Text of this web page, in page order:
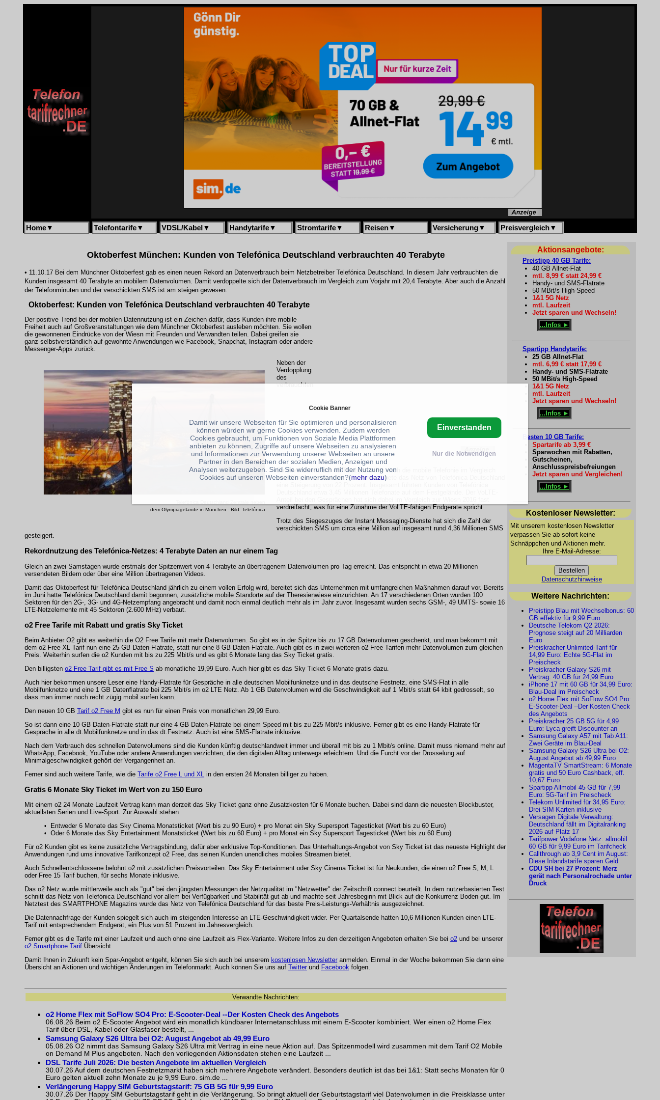
Home▼ Telefontarife▼ VDSL/Kabel ▼ Handytarife▼ Stromtarife▼ Reisen▼ Versicherung▼ Preisvergleich▼
Oktoberfest München: Kunden von Telefónica Deutschland verbrauchten 40 Terabyte
• 11.10.17 Bei dem Münchner Oktoberfest gab es einen neuen Rekord an Datenverbrauch beim Netzbetreiber Telefónica Deutschland. In diesem Jahr verbrauchten die
Kunden insgesamt 40 Terabyte an mobilem Datenvolumen. Damit verdoppelte sich der Datenverbrauch im Vergleich zum Vorjahr mit 20,4 Terabyte. Aber auch die Anzahl
der Telefonminuten und der verschickten SMS ist am steigen gewesen.
Oktoberfest: Kunden von Telefónica Deutschland verbrauchten 40 Terabyte
Der positive Trend bei der mobilen Datennutzung ist ein Zeichen dafür, dass Kunden ihre mobile
Freiheit auch auf Großveranstaltungen wie dem Münchner Oktoberfest ausleben möchten. Sie wollen
die gewonnenen Eindrücke von der Wiesn mit Freunden und Verwandten teilen. Dabei greifen sie
ganz selbstverständlich auf gewohnte Anwendungen wie Facebook, Snapchat, Instagram oder andere
Messenger-Apps zurück.
dem Olympiagelände in München --Bild: Telefónica
Neben der
Verdopplung
des
verbrauchten
Datenvolumens auf 40 Terabyte nahm auch die mobile Telefonie im Vergleich
zum Vorjahr deutlich zu. Hier verzeichnete das Netz von Telefónica Deutschland
verdreifacht, was für eine Zunahme der VoLTE-fähigen Endgeräte spricht.
Trotz des Siegeszuges der Instant Messaging-Dienste hat sich die Zahl der
verschickten SMS um circa eine Million auf insgesamt rund 4,36 Millionen SMS
gesteigert.
Rekordnutzung des Telefónica-Netzes: 4 Terabyte Daten an nur einem Tag
Gleich an zwei Samstagen wurde erstmals der Spitzenwert von 4 Terabyte an übertragenem Datenvolumen pro Tag erreicht. Das entspricht in etwa 20 Millionen
versendeten Bildern oder über eine Million übertragenen Videos.
Damit das Oktoberfest für Telefónica Deutschland jährlich zu einem vollen Erfolg wird, bereitet sich das Unternehmen mit umfangreichen Maßnahmen darauf vor. Bereits
im Juni hatte Telefónica Deutschland damit begonnen, zusätzliche mobile Standorte auf der Theresienwiese einzurichten. An 17 verschiedenen Orten wurden 100
Sektoren für den 2G-, 3G- und 4G-Netzempfang angebracht und damit noch einmal deutlich mehr als im Jahr zuvor. Insgesamt wurden sechs GSM-, 49 UMTS- sowie 16
LTE-Netzelemente mit 45 Sektoren (2.600 MHz) verbaut.
o2 Free Tarife mit Rabatt und gratis Sky Ticket
Beim Anbieter O2 gibt es weiterhin die O2 Free Tarife mit mehr Datenvolumen. So gibt es in der Spitze bis zu 17 GB Datenvolumen geschenkt, und man bekommt mit
dem o2 Free XL Tarif nun eine 25 GB Daten-Flatrate, statt nur eine 8 GB Daten-Flatrate. Auch gibt es in zwei weiteren o2 Free Tarifen mehr Datenvolumen zum gleichen
Preis. Weiterhin surfen die o2 Kunden mit bis zu 225 Mbit/s und es gibt 6 Monate lang das Sky Ticket gratis.
Den billigsten o2 Free Tarif gibt es mit Free S ab monatliche 19,99 Euro. Auch hier gibt es das Sky Ticket 6 Monate gratis dazu.
Auch hier bekommen unsere Leser eine Handy-Flatrate für Gespräche in alle deutschen Mobilfunknetze und in das deutsche Festnetz, eine SMS-Flat in alle
Mobilfunknetze und eine 1 GB Datenflatrate bei 225 Mbit/s im o2 LTE Netz. Ab 1 GB Datenvolumen wird die Geschwindigkeit auf 1 Mbit/s statt 64 kbit gedrosselt, so
dass man immer noch recht zügig mobil surfen kann.
Den neuen 10 GB Tarif o2 Free M gibt es nun für einen Preis von monatlichen 29,99 Euro.
So ist dann eine 10 GB Daten-Flatrate statt nur eine 4 GB Daten-Flatrate bei einem Speed mit bis zu 225 Mbit/s inklusive. Ferner gibt es eine Handy-Flatrate für
Gespräche in alle dt.Mobilfunknetze und in das dt.Festnetz. Auch ist eine SMS-Flatrate inklusive.
Nach dem Verbrauch des schnellen Datenvolumens sind die Kunden künftig deutschlandweit immer und überall mit bis zu 1 Mbit/s online. Damit muss niemand mehr auf
WhatsApp, Facebook, YouTube oder andere Anwendungen verzichten, die den digitalen Alltag unterwegs erleichtern. Und die Furcht vor der Drosselung auf
Minimalgeschwindigkeit gehört der Vergangenheit an.
Ferner sind auch weitere Tarife, wie die Tarife o2 Free L und XL in den ersten 24 Monaten billiger zu haben.
Gratis 6 Monate Sky Ticket im Wert von zu 150 Euro
Mit einem o2 24 Monate Laufzeit Vertrag kann man derzeit das Sky Ticket ganz ohne Zusatzkosten für 6 Monate buchen. Dabei sind dann die neuesten Blockbuster,
aktuellsten Serien und Live-Sport. Zur Auswahl stehen
• Entweder 6 Monate das Sky Cinema Monatsticket (Wert bis zu 90 Euro) + pro Monat ein Sky Supersport Tagesticket (Wert bis zu 60 Euro)
• Oder 6 Monate das Sky Entertainment Monatsticket (Wert bis zu 60 Euro) + pro Monat ein Sky Supersport Tagesticket (Wert bis zu 60 Euro)
Für o2 Kunden gibt es keine zusätzliche Vertragsbindung, dafür aber exklusive Top-Konditionen. Das Unterhaltungs-Angebot von Sky Ticket ist das neueste Highlight der
Anwendungen rund ums innovative Tarifkonzept o2 Free, das seinen Kunden unendliches mobiles Streamen bietet.
Auch Schnellentschlossene belohnt o2 mit zusätzlichen Preisvorteilen. Das Sky Entertainment oder Sky Cinema Ticket ist für Neukunden, die einen o2 Free S, M, L
oder Free 15 Tarif buchen, für sechs Monate inklusive.
Das o2 Netz wurde mittlerweile auch als "gut" bei den jüngsten Messungen der Netzqualität im "Netzwetter" der Zeitschrift connect beurteilt. In dem nutzerbasierten Test
schnitt das Netz von Telefónica Deutschland vor allem bei Verfügbarkeit und Stabilität gut ab und machte seit Jahresbeginn mit Blick auf die Konkurrenz Boden gut. Im
Netztest des SMARTPHONE Magazins wurde das Netz von Telefónica Deutschland für das beste Preis-Leistungs-Verhältnis ausgezeichnet.
Die Datennachfrage der Kunden spiegelt sich auch im steigenden Interesse an LTE-Geschwindigkeit wider. Per Quartalsende hatten 10,6 Millionen Kunden einen LTE-
Tarif mit entsprechendem Endgerät, ein Plus von 51 Prozent im Jahresvergleich.
Ferner gibt es die Tarife mit einer Laufzeit und auch ohne eine Laufzeit als Flex-Variante. Weitere Infos zu den derzeitigen Angeboten erhalten Sie bei o2 und bei unserer
o2 Smartphone Tarif Übersicht.
Damit Ihnen in Zukunft kein Spar-Angebot entgeht, können Sie sich auch bei unserem kostenlosen Newsletter anmelden. Einmal in der Woche bekommen Sie dann eine
Übersicht an Aktionen und wichtigen Änderungen im Telefonmarkt. Auch können Sie uns auf Twitter und Facebook folgen.
Verwandte Nachrichten:
o2 Home Flex mit SoFlow SO4 Pro: E-Scooter-Deal --Der Kosten Check des Angebots
06.08.26 Beim o2 E-Scooter Angebot wird ein monatlich kündbarer Internetanschluss mit einem E-Scooter kombiniert. Wer einen o2 Home Flex
Tarif über DSL, Kabel oder Glasfaser bestellt, ...
Samsung Galaxy S26 Ultra bei O2: August Angebot ab 49,99 Euro
05.08.26 O2 nimmt das Samsung Galaxy S26 Ultra mit Vertrag in eine neue Aktion auf. Das Spitzenmodell wird zusammen mit dem Tarif O2 Mobile
on Demand M Plus angeboten. Nach den vorliegenden Aktionsdaten stehen eine Laufzeit ...
DSL Tarife Juli 2026: Die besten Angebote im aktuellen Vergleich
30.07.26 Auf dem deutschen Festnetzmarkt haben sich mehrere Angebote verändert. Besonders deutlich ist das bei 1&1: Statt sechs Monaten für 0
Euro gelten aktuell zehn Monate zu je 9,99 Euro. sim.de ...
Verlängerung Happy SIM Geburtstagstarif: 75 GB 5G für 9,99 Euro
30.07.26 Der Happy SIM Geburtstagstarif geht in die Verlängerung. So bringt aktuell der Geburtstagstarif viel Datenvolumen in die Preisklasse unter
Aktionsangebote:
Preistipp 40 GB Tarife:
40 GB Allnet-Flat
mtl. 8,99 € statt 24,99 €
Handy- und SMS-Flatrate
50 MBit/s High-Speed
1&1 5G Netz
mtl. Laufzeit
Jetzt sparen und Wechseln!
...Infos ►
Spartipp Handytarife:
25 GB Allnet-Flat
mtl. 6,99 € statt 17,99 €
Handy- und SMS-Flatrate
50 MBit/s High-Speed
1&1 5G Netz
mtl. Laufzeit
Jetzt sparen und Wechseln!
...Infos ►
Besten 10 GB Tarife:
Spartarife ab 3,99 €
Sparwochen mit Rabatten,
Gutscheinen,
Anschlusspreisbefreiungen
Jetzt sparen und Vergleichen!
...Infos ►
Kostenloser Newsletter:
Mit unserem kostenlosen Newsletter
verpassen Sie ab sofort keine
Schnäppchen und Aktionen mehr.
Ihre E-Mail-Adresse:
Datenschutzhinweise
Weitere Nachrichten:
Preistipp Blau mit Wechselbonus: 60
GB effektiv für 9,99 Euro
Deutsche Telekom Q2 2026:
Prognose steigt auf 20 Milliarden
Euro
Preiskracher Unlimited-Tarif für
14,99 Euro: Echte 5G-Flat im
Preischeck
Preiskracher Galaxy S26 mit
Vertrag: 40 GB für 24,99 Euro
iPhone 17 mit 60 GB für 34,99 Euro:
Blau-Deal im Preischeck
o2 Home Flex mit SoFlow SO4 Pro:
E-Scooter-Deal --Der Kosten Check
des Angebots
Preiskracher 25 GB 5G für 4,99
Euro: Lyca greift Discounter an
Samsung Galaxy A57 mit Tab A11:
Zwei Geräte im Blau-Deal
Samsung Galaxy S26 Ultra bei O2:
August Angebot ab 49,99 Euro
MagentaTV SmartStream: 6 Monate
gratis und 50 Euro Cashback, eff.
10,67 Euro
Spartipp Allmobil 45 GB für 7,99
Euro: 5G-Tarif im Preischeck
Telekom Unlimited für 34,95 Euro:
Drei SIM-Karten inklusive
Versagen Digitale Verwaltung:
Deutschland fällt im Digitalranking
2026 auf Platz 17
Tarifpower Vodafone Netz: allmobil
60 GB für 9,99 Euro im Tarifcheck
Callthrough ab 3,9 Cent im August:
Diese Inlandstarife sparen Geld
CDU SH bei 27 Prozent: Merz
gerät nach Personalrochade unter
Druck
Cookie Banner
Damit wir unsere Webseiten für Sie optimieren und personalisieren
können würden wir gerne Cookies verwenden. Zudem werden
Cookies gebraucht, um Funktionen von Soziale Media Plattformen
anbieten zu können, Zugriffe auf unsere Webseiten zu analysieren
und Informationen zur Verwendung unserer Webseiten an unsere
Partner in den Bereichen der sozialen Medien, Anzeigen und
Analysen weiterzugeben. Sind Sie widerruflich mit der Nutzung von
Cookies auf unseren Webseiten einverstanden?(mehr dazu)
Einverstanden
Nur die Notwendigen